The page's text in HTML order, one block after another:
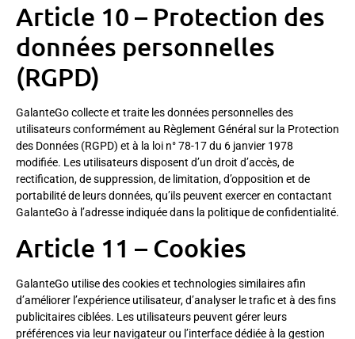
Article 10 – Protection des
données personnelles
(RGPD)
GalanteGo collecte et traite les données personnelles des
utilisateurs conformément au Règlement Général sur la Protection
des Données (RGPD) et à la loi n° 78-17 du 6 janvier 1978
modifiée. Les utilisateurs disposent d’un droit d’accès, de
rectification, de suppression, de limitation, d’opposition et de
portabilité de leurs données, qu’ils peuvent exercer en contactant
GalanteGo à l’adresse indiquée dans la politique de confidentialité.
Article 11 – Cookies
GalanteGo utilise des cookies et technologies similaires afin
d’améliorer l’expérience utilisateur, d’analyser le trafic et à des fins
publicitaires ciblées. Les utilisateurs peuvent gérer leurs
préférences via leur navigateur ou l’interface dédiée à la gestion